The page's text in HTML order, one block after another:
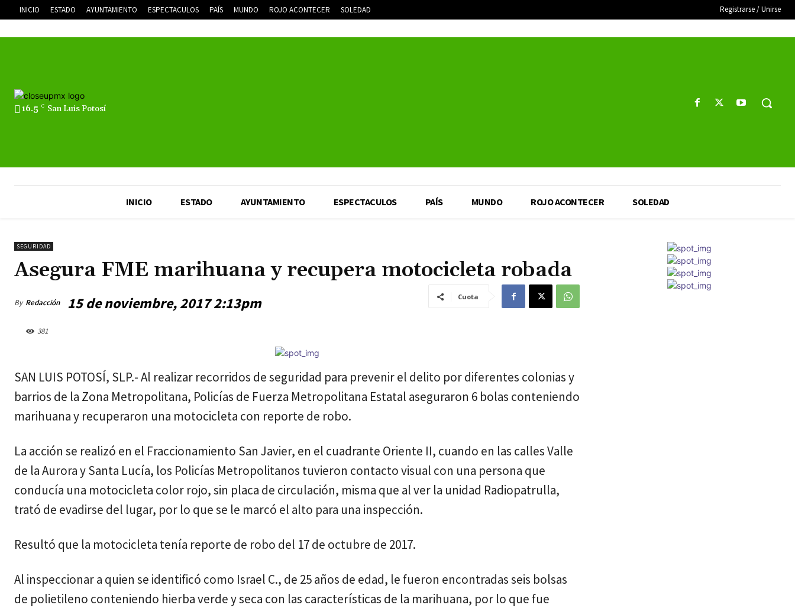
INICIO ESTADO AYUNTAMIENTO ESPECTACULOS PAÍS MUNDO ROJO ACONTECER SOLEDAD Registrarse / Unirse
16.5 C San Luis Potosí
INICIO ESTADO AYUNTAMIENTO ESPECTACULOS PAÍS MUNDO ROJO ACONTECER SOLEDAD
SEGURIDAD
Asegura FME marihuana y recupera motocicleta robada
By Redacción 15 de noviembre, 2017 2:13pm
381
Cuota
SAN LUIS POTOSÍ, SLP.- Al realizar recorridos de seguridad para prevenir el delito por diferentes colonias y
barrios de la Zona Metropolitana, Policías de Fuerza Metropolitana Estatal aseguraron 6 bolas conteniendo
marihuana y recuperaron una motocicleta con reporte de robo.
La acción se realizó en el Fraccionamiento San Javier, en el cuadrante Oriente II, cuando en las calles Valle
de la Aurora y Santa Lucía, los Policías Metropolitanos tuvieron contacto visual con una persona que
conducía una motocicleta color rojo, sin placa de circulación, misma que al ver la unidad Radiopatrulla,
trató de evadirse del lugar, por lo que se le marcó el alto para una inspección.
Resultó que la motocicleta tenía reporte de robo del 17 de octubre de 2017.
Al inspeccionar a quien se identificó como Israel C., de 25 años de edad, le fueron encontradas seis bolsas
de polietileno conteniendo hierba verde y seca con las características de la marihuana, por lo que fue